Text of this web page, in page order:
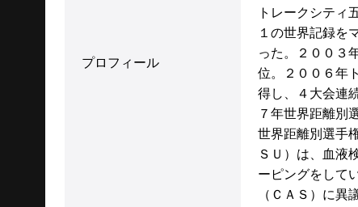
プロフィール
トレークシティ
１の世界記録を
った。２００３
位。２００６年
得し、４大会連
７年世界距離別
世界距離別選手
ＳＵ）は、血液
ーピングをして
（ＣＡＳ）に異